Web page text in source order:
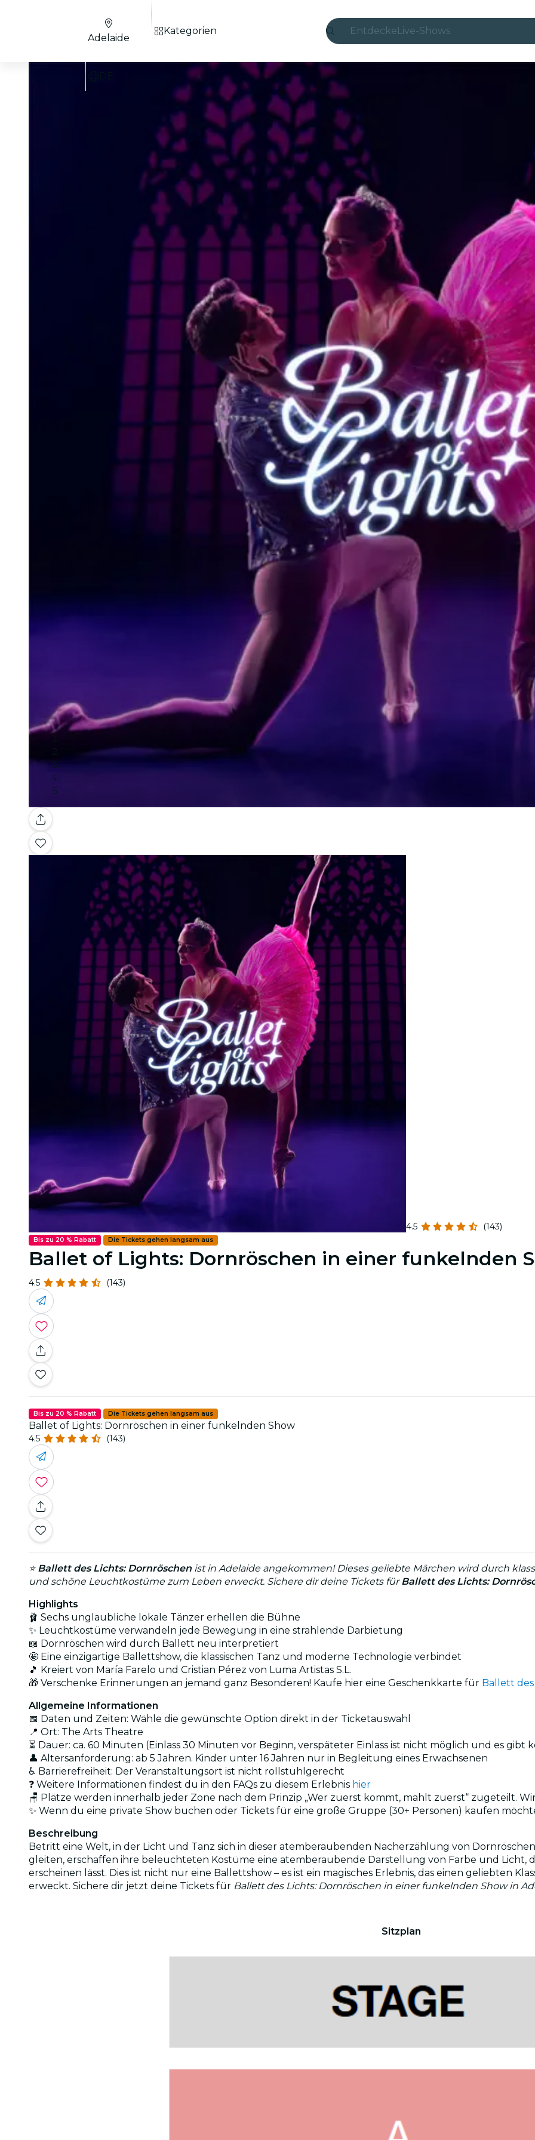
EntdeckeLive-Shows
Seoul
Stadttouren
Konzerte
Restaurants
Kino
Adelaide
Kategorien
Galerie
4.5 (143)
Bis zu 20 % Rabatt Die Tickets gehen langsam aus
Ballet of Lights: Dornröschen in einer funkelnden
4.5 (143)
Bis zu 20 % Rabatt Die Tickets gehen langsam aus
Ballet of Lights: Dornröschen in einer funkelnden Show
4.5 (143)
⭐ Ballett des Lichts: Dornröschen ist in Adelaide angekommen! Dieses geliebte Märchen wird durch
und schöne Leuchtkostüme zum Leben erweckt. Sichere dir deine Tickets fürBallett des Lichts:
Highlights
🩰 Sechs unglaubliche lokale Tänzer erhellen die Bühne
✨ Leuchtkostüme verwandeln jede Bewegung in eine strahlende Darbietung
📖 Dornröschen wird durch Ballett neu interpretiert
🤩 Eine einzigartige Ballettshow, die klassischen Tanz und moderne Technologie verbindet
🎵 Kreiert von María Farelo und Cristian Pérez von Luma Artistas S.L.
🎁 Verschenke Erinnerungen an jemand ganz Besonderen! Kaufe hier eine Geschenkkarte für Ballett
Allgemeine Informationen
📅 Daten und Zeiten: Wähle die gewünschte Option direkt in der Ticketauswahl
📍 Ort: The Arts Theatre
⏳ Dauer: ca. 60 Minuten (Einlass 30 Minuten vor Beginn, verspäteter Einlass ist nicht möglich und es gibt
👤 Altersanforderung: ab 5 Jahren. Kinder unter 16 Jahren nur in Begleitung eines Erwachsenen
♿ Barrierefreiheit: Der Veranstaltungsort ist nicht rollstuhlgerecht
❓ Weitere Informationen findest du in den FAQs zu diesem Erlebnis hier
🪑 Plätze werden innerhalb jeder Zone nach dem Prinzip „Wer zuerst kommt, mahlt zuerst“ zugeteilt.
✨ Wenn du eine private Show buchen oder Tickets für eine große Gruppe (30+ Personen) kaufen
Beschreibung
Betritt eine Welt, in der Licht und Tanz sich in dieser atemberaubenden Nacherzählung von
gleiten, erschaffen ihre beleuchteten Kostüme eine atemberaubende Darstellung von Farbe und
erscheinen lässt. Dies ist nicht nur eine Ballettshow – es ist ein magisches Erlebnis, das einen geliebten
erweckt. Sichere dir jetzt deine Tickets für Ballett des Lichts: Dornröschen in einer funkelnden Show in
Sitzplan